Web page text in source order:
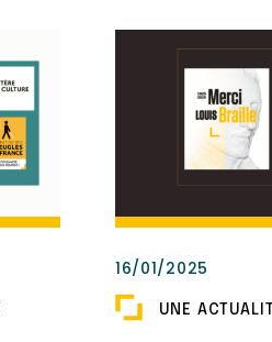
16/01/2025
UNE